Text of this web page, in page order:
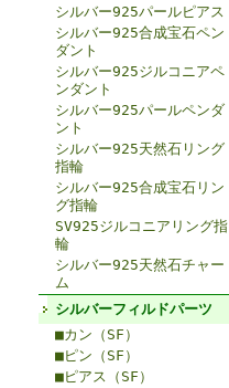
シルバー925パールピアス
シルバー925合成宝石ペン
ダント
シルバー925ジルコニアペ
ンダント
シルバー925パールペンダ
ント
シルバー925天然石リング
指輪
シルバー925合成宝石リン
グ指輪
SV925ジルコニアリング指
輪
シルバー925天然石チャー
ム
シルバーフィルドパーツ
■カン（SF）
■ピン（SF）
■ピアス（SF）